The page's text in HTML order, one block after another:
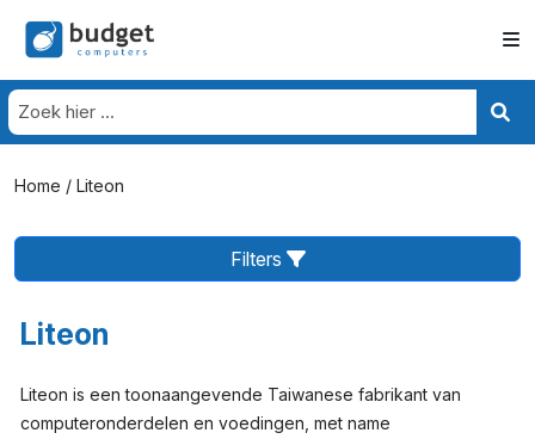
Home / Liteon
Filters
Liteon
Liteon is een toonaangevende Taiwanese fabrikant van
computeronderdelen en voedingen, met name